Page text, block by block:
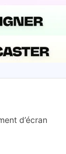
d’écran